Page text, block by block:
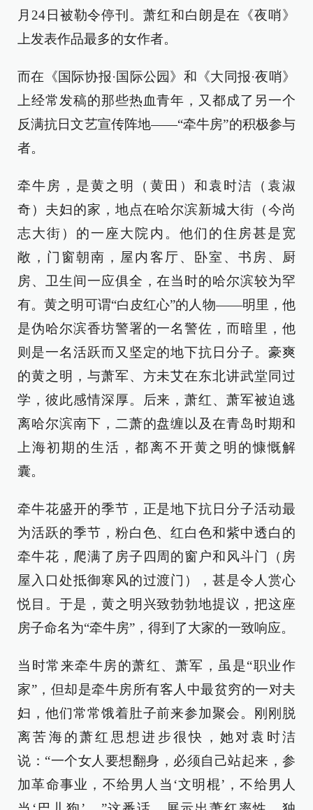
月24日被勒令停刊。萧红和白朗是在《夜哨》
上发表作品最多的女作者。
而在《国际协报·国际公园》和《大同报·夜哨》
上经常发稿的那些热血青年，又都成了另一个
反满抗日文艺宣传阵地——“牵牛房”的积极参与
者。
牵牛房，是黄之明（黄田）和袁时洁（袁淑
奇）夫妇的家，地点在哈尔滨新城大街（今尚
志大街）的一座大院内。他们的住房甚是宽
敞，门窗朝南，屋内客厅、卧室、书房、厨
房、卫生间一应俱全，在当时的哈尔滨较为罕
有。黄之明可谓“白皮红心”的人物——明里，他
是伪哈尔滨香坊警署的一名警佐，而暗里，他
则是一名活跃而又坚定的地下抗日分子。豪爽
的黄之明，与萧军、方未艾在东北讲武堂同过
学，彼此感情深厚。后来，萧红、萧军被迫逃
离哈尔滨南下，二萧的盘缠以及在青岛时期和
上海初期的生活，都离不开黄之明的慷慨解
囊。
牵牛花盛开的季节，正是地下抗日分子活动最
为活跃的季节，粉白色、红白色和紫中透白的
牵牛花，爬满了房子四周的窗户和风斗门（房
屋入口处抵御寒风的过渡门），甚是令人赏心
悦目。于是，黄之明兴致勃勃地提议，把这座
房子命名为“牵牛房”，得到了大家的一致响应。
当时常来牵牛房的萧红、萧军，虽是“职业作
家”，但却是牵牛房所有客人中最贫穷的一对夫
妇，他们常常饿着肚子前来参加聚会。刚刚脱
离苦海的萧红思想进步很快，她对袁时洁
说：“一个女人要想翻身，必须自己站起来，参
加革命事业，不给男人当‘文明棍’，不给男人